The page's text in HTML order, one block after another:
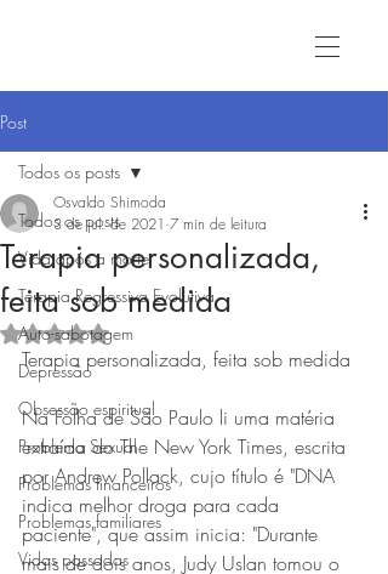
Post
Todos os posts
Vida após a morte
Terapia Regressiva Evolutiva
Auto-sabotagem
Depressão
Obsessão espiritual
Problema Sexual
Problemas financeiros
Problemas familiares
Vidas passadas
Todos os posts
Terapia personalizada,
feita sob medida
Osvaldo Shimoda
3 de jul. de 2021 7 min de leitura
Avaliado com NaN de 5 estrelas.
Terapia personalizada, feita sob medida
Na Folha de São Paulo li uma matéria
extraída do The New York Times, escrita
por Andrew Pollack, cujo título é "DNA
indica melhor droga para cada
paciente", que assim inicia: "Durante
mais de dois anos, Judy Uslan tomou o